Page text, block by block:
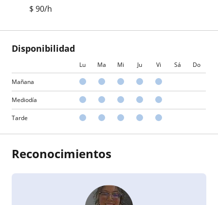
$ 90/h
Disponibilidad
Lu Ma Mi Ju Vi Sá Do
Mañana
Mediodía
Tarde
Reconocimientos